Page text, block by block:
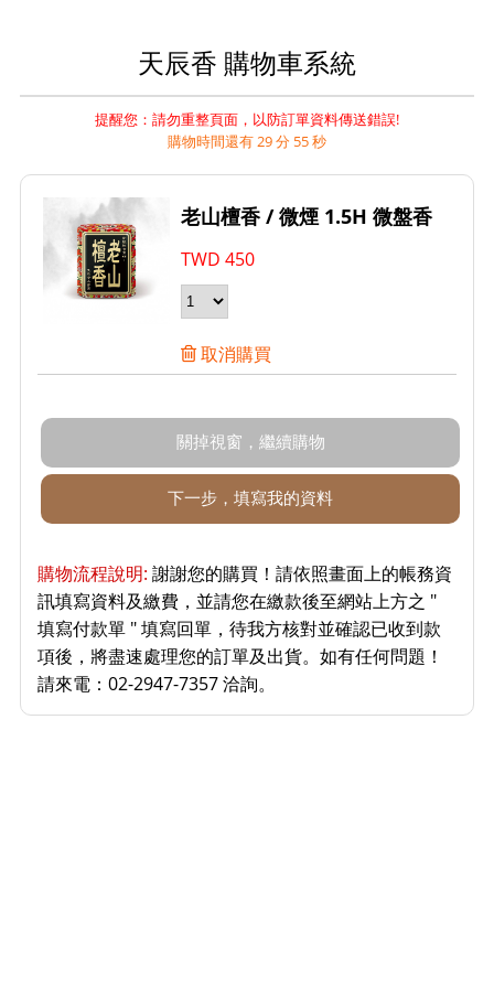
天辰香 購物車系統
提醒您：請勿重整頁面，以防訂單資料傳送錯誤!
購物時間還有 29 分 55 秒
老山檀香 / 微煙 1.5H 微盤香
TWD450
取消購買
購物流程說明: 謝謝您的購買！請依照畫面上的帳務資
訊填寫資料及繳費，並請您在繳款後至網站上方之 "
填寫付款單 " 填寫回單，待我方核對並確認已收到款
項後，將盡速處理您的訂單及出貨。如有任何問題！
請來電：02-2947-7357 洽詢。